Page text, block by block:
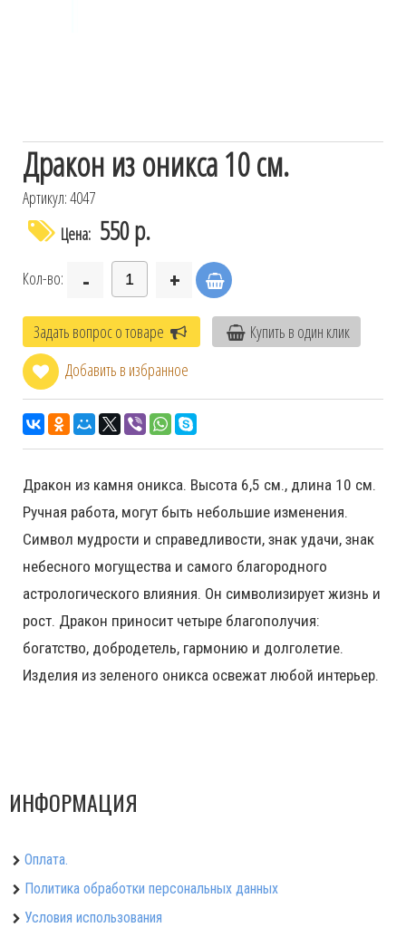
Дракон из оникса 10 см.
Артикул: 4047
Цена: 550 р.
Кол-во: - +
Задать вопрос о товаре
Купить в один клик
Добавить в избранное
Дракон из камня оникса. Высота 6,5 см., длина 10 см.
Ручная работа, могут быть небольшие изменения.
Символ мудрости и справедливости, знак удачи, знак
небесного могущества и самого благородного
астрологического влияния. Он символизирует жизнь и
рост. Дракон приносит четыре благополучия:
богатство, добродетель, гармонию и долголетие.
Изделия из зеленого оникса освежат любой интерьер.
ИНФОРМАЦИЯ
Оплата.
Политика обработки персональных данных
Условия использования